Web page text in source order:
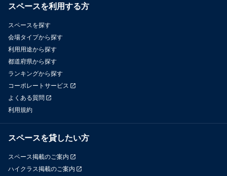
スペースを利用する方
スペースを探す
会場タイプから探す
利用用途から探す
都道府県から探す
ランキングから探す
コーポレートサービス
よくある質問
利用規約
スペースを貸したい方
スペース掲載のご案内
ハイクラス掲載のご案内